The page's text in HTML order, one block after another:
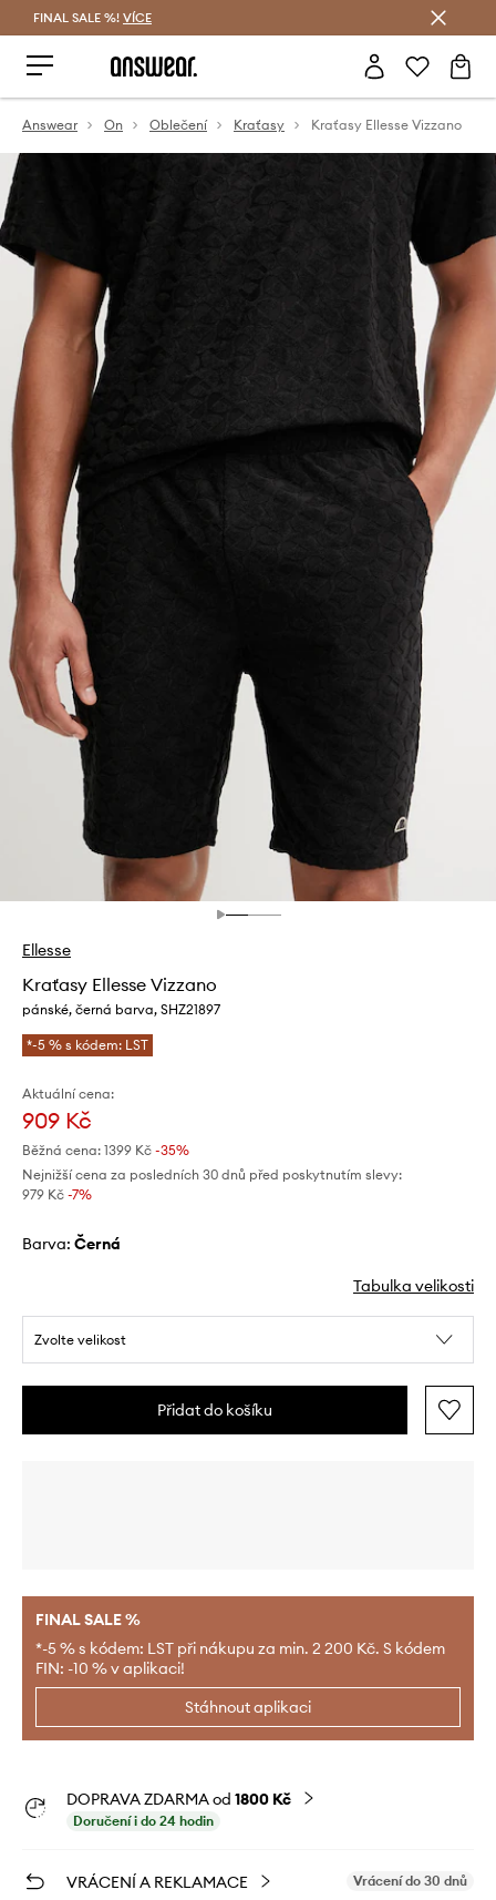
FINAL SALE %! VÍCE
Answear On Oblečení Kraťasy Kraťasy Ellesse Vizzano
Ellesse
Kraťasy Ellesse Vizzano
pánské, černá barva, SHZ21897
*-5 % s kódem: LST
Aktuální cena:
909 Kč
Běžná cena: 1399 Kč -35%
Nejnižší cena za posledních 30 dnů před poskytnutím slevy:
979 Kč -7%
Barva: černá
Tabulka velikosti
Zvolte velikost
Přidat do košíku
FINAL SALE %
*-5 % s kódem: LST při nákupu za min. 2 200 Kč. S kódem
FIN: -10 % v aplikaci!
Stáhnout aplikaci
DOPRAVA ZDARMA od 1800 Kč
Doručení i do 24 hodin
VRÁCENÍ A REKLAMACE Vrácení do 30 dnů